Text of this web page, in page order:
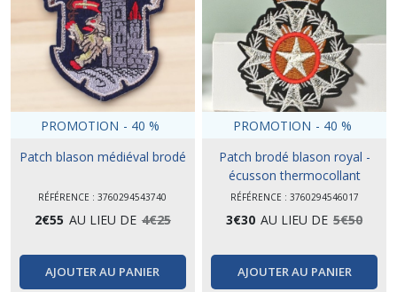
PROMOTION - 40 %
Patch blason médiéval brodé
RÉFÉRENCE : 3760294543740
2€55 AU LIEU DE 4€25
AJOUTER AU PANIER
PROMOTION - 40 %
Patch brodé blason royal -
écusson thermocollant
RÉFÉRENCE : 3760294546017
3€30 AU LIEU DE 5€50
AJOUTER AU PANIER